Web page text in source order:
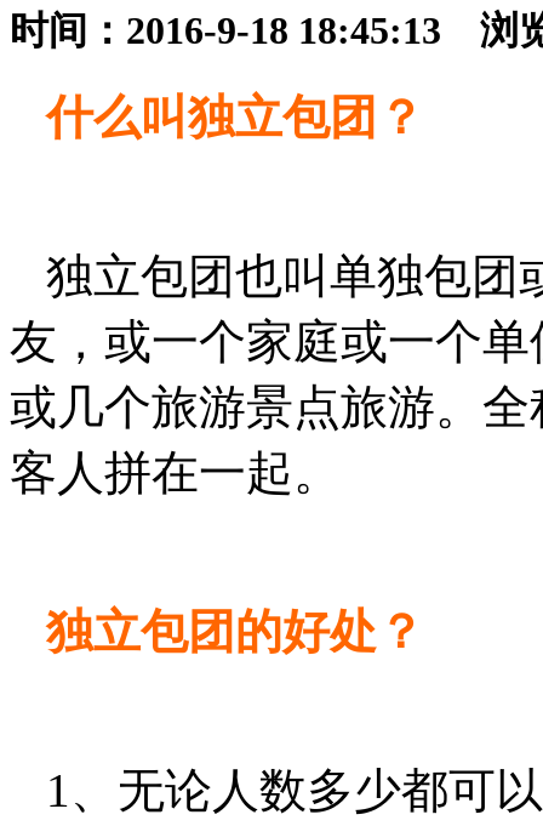
时间：2016-9-18 18:45:13 浏
什么叫独立包团？
独立包团也叫单独包团
友，或一个家庭或一个
或几个旅游景点旅游。
客人拼在一起。
独立包团的好处？
1、无论人数多少都可